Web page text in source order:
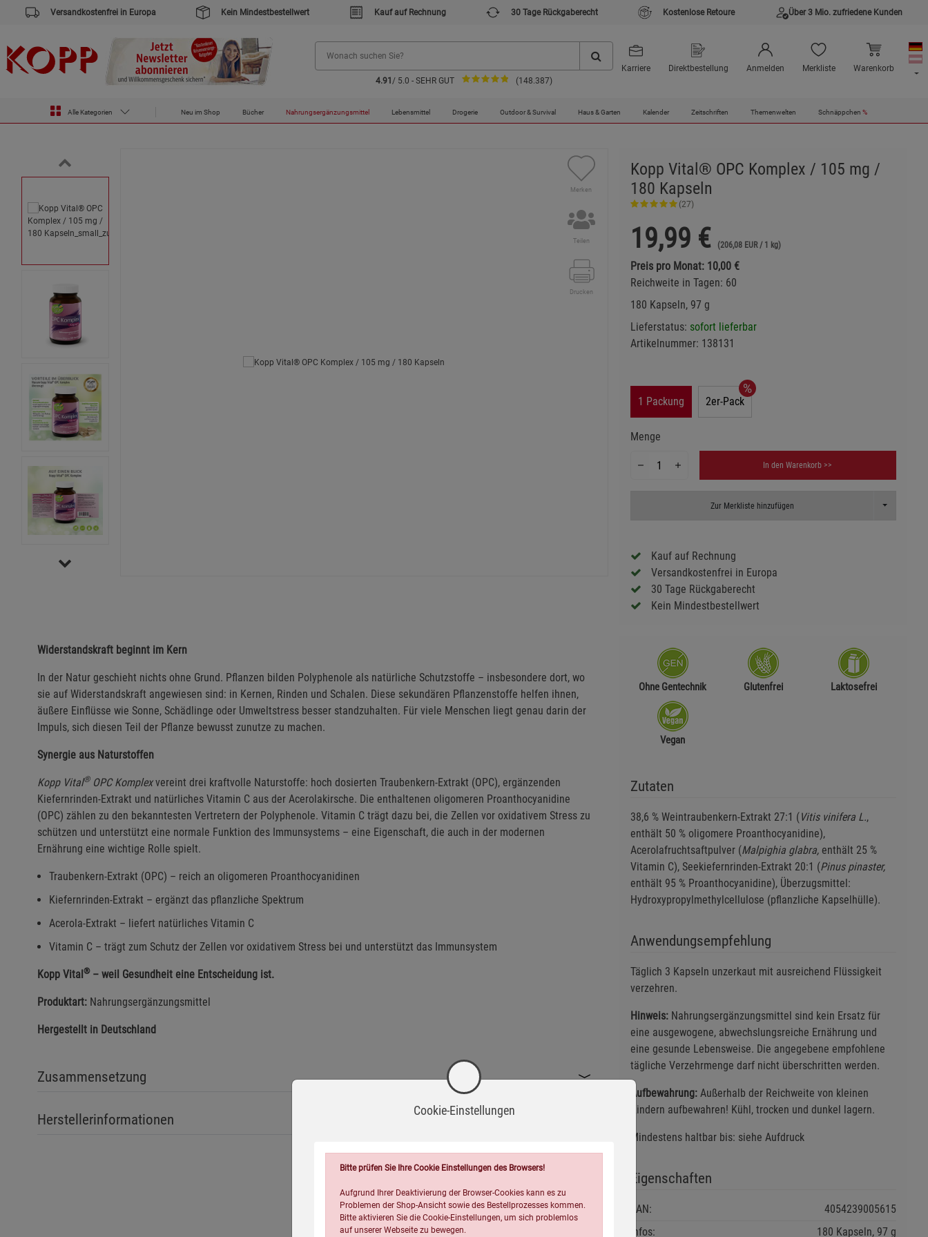
Versandkostenfrei in Europa Kein Mindestbestellwert Kauf auf Rechnung 30 Tage Rückgaberecht Kostenlose Retoure Über 3 Mio. zufriedene Kunden
4.91 / 5.0 - SEHR GUT (148.387)
Karriere Direktbestellung Anmelden Merkliste Warenkorb
Alle Kategorien Neu im Shop Bücher Nahrungsergänzungsmittel Lebensmittel Drogerie Outdoor & Survival Haus & Garten Kalender Zeitschriften Themenwelten Schnäppchen %
Zur Startseite des Kopp Verlag Online-Shop
Nahrungsergänzungsmittel Für die Frau Kopp Vital® OPC Komplex / 105 mg / 180 Kapseln
Merken
Teilen
Drucken
Kopp Vital® OPC Komplex / 105 mg /
180 Kapseln
(27)
19,99 € (206,08 EUR / 1 kg)
Preis pro Monat: 10,00 €
Reichweite in Tagen: 60
180 Kapseln, 97 g
Lieferstatus: sofort lieferbar
Artikelnummer: 138131
1 Packung 2er-Pack
Menge
In den Warenkorb >>
Zur Merkliste hinzufügen Toggle
Kauf auf Rechnung
Versandkostenfrei in Europa
30 Tage Rückgaberecht
Kein Mindestbestellwert
Widerstandskraft beginnt im Kern
In der Natur geschieht nichts ohne Grund. Pflanzen bilden Polyphenole als natürliche Schutzstoffe – insbesondere dort, wo
sie auf Widerstandskraft angewiesen sind: in Kernen, Rinden und Schalen. Diese sekundären Pflanzenstoffe helfen ihnen,
äußere Einflüsse wie Sonne, Schädlinge oder Umweltstress besser standzuhalten. Für viele Menschen liegt genau darin der
Impuls, sich diesen Teil der Pflanze bewusst zunutze zu machen.
Synergie aus Naturstoffen
Kopp Vital®OPC Komplexvereint drei kraftvolle Naturstoffe: hoch dosierten Traubenkern-Extrakt (OPC), ergänzenden
Kiefernrinden-Extrakt und natürliches Vitamin C aus der Acerolakirsche. Die enthaltenen oligomeren Proanthocyanidine
(OPC) zählen zu den bekanntesten Vertretern der Polyphenole. Vitamin C trägt dazu bei, die Zellen vor oxidativem Stress zu
schützen und unterstützt eine normale Funktion des Immunsystems – eine Eigenschaft, die auch in der modernen
Ernährung eine wichtige Rolle spielt.
Traubenkern-Extrakt (OPC) – reich an oligomeren Proanthocyanidinen
Kiefernrinden-Extrakt – ergänzt das pflanzliche Spektrum
Acerola-Extrakt – liefert natürliches Vitamin C
Vitamin C – trägt zum Schutz der Zellen vor oxidativem Stress bei und unterstützt das Immunsystem
Kopp Vital®– weil Gesundheit eine Entscheidung ist.
Produktart: Nahrungsergänzungsmittel
Hergestellt in Deutschland
Zusammensetzung
Herstellerinformationen
Ohne Gentechnik Glutenfrei Laktosefrei
Vegan
Zutaten
38,6 % Weintraubenkern-Extrakt 27:1 (Vitis vinifera L.,
enthält 50 % oligomere Proanthocyanidine),
Acerolafruchtsaftpulver (Malpighia glabra,enthält 25 %
Vitamin C), Seekiefernrinden-Extrakt 20:1 (Pinus pinaster,
enthält 95 % Proanthocyanidine), Überzugsmittel:
Hydroxypropylmethylcellulose (pflanzliche Kapselhülle).
Anwendungsempfehlung
Täglich 3 Kapseln unzerkaut mit ausreichend Flüssigkeit
verzehren.
Hinweis:Nahrungsergänzungsmittel sind kein Ersatz für
eine ausgewogene, abwechslungsreiche Ernährung und
eine gesunde Lebensweise. Die angegebene empfohlene
tägliche Verzehrmenge darf nicht überschritten werden.
Aufbewahrung:Außerhalb der Reichweite von kleinen
Kindern aufbewahren! Kühl, trocken und dunkel lagern.
Mindestens haltbar bis: siehe Aufdruck
Eigenschaften
EAN:
4054239005615
Infos:
180 Kapseln, 97 g
Cookie-Einstellungen
Bitte prüfen Sie Ihre Cookie Einstellungen des Browsers!
Aufgrund Ihrer Deaktivierung der Browser-Cookies kann es zu
Problemen der Shop-Ansicht sowie des Bestellprozesses kommen.
Bitte aktivieren Sie die Cookie-Einstellungen, um sich problemlos
auf unserer Webseite zu bewegen.